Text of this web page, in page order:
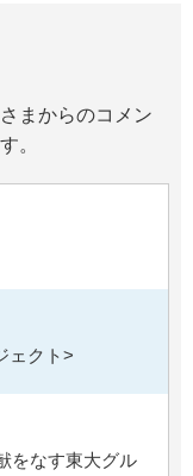
まからのコメン
。
ェクト>
をなす東大グル